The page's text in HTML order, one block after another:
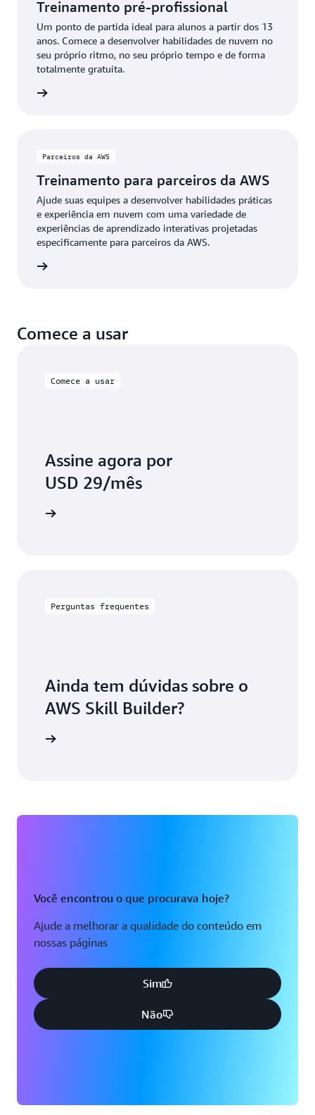
Treinamento pré-profissional
Um ponto de partida ideal para alunos a partir dos 13
anos. Comece a desenvolver habilidades de nuvem no
seu próprio ritmo, no seu próprio tempo e de forma
totalmente gratuita.
Parceiros da AWS
Treinamento para parceiros da AWS
Ajude suas equipes a desenvolver habilidades práticas
e experiência em nuvem com uma variedade de
experiências de aprendizado interativas projetadas
especificamente para parceiros da AWS.
Comece a usar
Comece a usar
Assine agora por
USD 29/mês
Perguntas frequentes
Ainda tem dúvidas sobre o
AWS Skill Builder?
Você encontrou o que procurava hoje?
Ajude a melhorar a qualidade do conteúdo em
nossas páginas
Sim
Não